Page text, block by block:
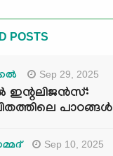
POSTS
Sep 29, 2025
പാഠങ്ങൾ
Sep 10, 2025